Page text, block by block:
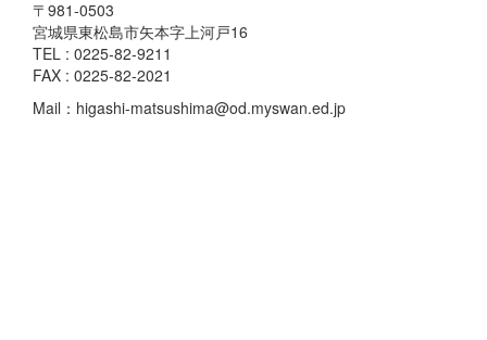
〒981-0503
宮城県東松島市矢本字上河戸16
TEL : 0225-82-9211
FAX : 0225-82-2021
Mail：higashi-matsushima@od.myswan.ed.jp